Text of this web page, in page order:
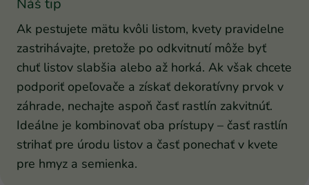
Ak pestujete mätu kvôli listom, kvety pravidelne
zastrihávajte, pretože po odkvitnutí môže byť
chuť listov slabšia alebo až horká. Ak však chcete
podporiť opeľovače a získať dekoratívny prvok v
záhrade, nechajte aspoň časť rastlín zakvitnúť.
Ideálne je kombinovať oba prístupy – časť rastlín
strihať pre úrodu listov a časť ponechať v kvete
pre hmyz a semienka.